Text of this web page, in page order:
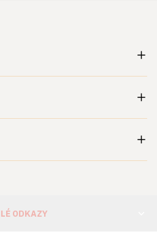
ODKAZY